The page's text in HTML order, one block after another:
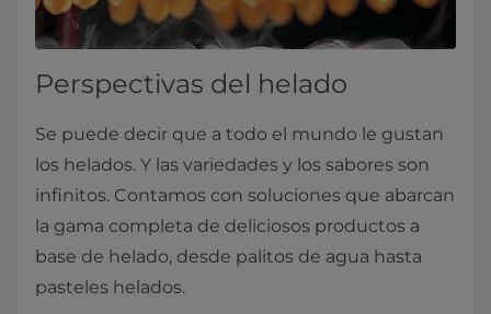
Perspectivas del helado
Se puede decir que a todo el mundo le gustan
los helados. Y las variedades y los sabores son
infinitos. Contamos con soluciones que abarcan
la gama completa de deliciosos productos a
base de helado, desde palitos de agua hasta
pasteles helados.